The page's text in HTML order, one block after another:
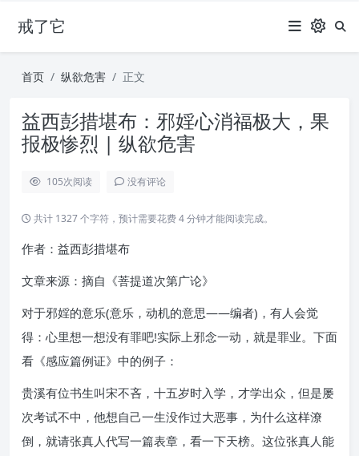
戒了它
首页 纵欲危害 正文
益西彭措堪布：邪婬心消福极大，果
报极惨烈 | 纵欲危害
105次阅读 没有评论
共计 1327 个字符，预计需要花费 4 分钟才能阅读完成。
作者：益西彭措堪布
文章来源：摘自《菩提道次第广论》
对于邪婬的意乐(意乐，动机的意思——编者)，有人会觉
得：心里想一想没有罪吧!实际上邪念一动，就是罪业。下面
看《感应篇例证》中的例子：
贵溪有位书生叫宋不吝，十五岁时入学，才学出众，但是屡
次考试不中，他想自己一生没作过大恶事，为什么这样潦
倒，就请张真人代写一篇表章，看一下天榜。这位张真人能